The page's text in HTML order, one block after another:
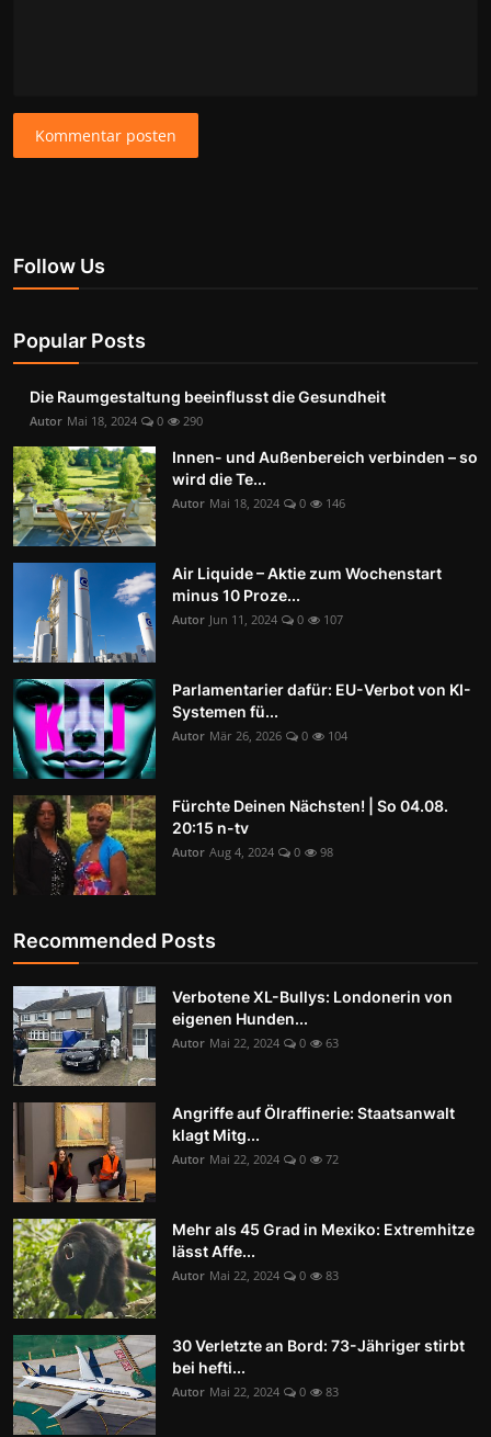
Kommentar posten
Follow Us
Popular Posts
Die Raumgestaltung beeinflusst die Gesundheit
Autor Mai 18, 2024 0 290
Innen- und Außenbereich verbinden – so
wird die Te...
Autor Mai 18, 2024 0 146
Air Liquide – Aktie zum Wochenstart
minus 10 Proze...
Autor Jun 11, 2024 0 107
Parlamentarier dafür: EU-Verbot von KI-
Systemen fü...
Autor Mär 26, 2026 0 104
Fürchte Deinen Nächsten! | So 04.08.
20:15 n-tv
Autor Aug 4, 2024 0 98
Recommended Posts
Verbotene XL-Bullys: Londonerin von
eigenen Hunden...
Autor Mai 22, 2024 0 63
Angriffe auf Ölraffinerie: Staatsanwalt
klagt Mitg...
Autor Mai 22, 2024 0 72
Mehr als 45 Grad in Mexiko: Extremhitze
lässt Affe...
Autor Mai 22, 2024 0 83
30 Verletzte an Bord: 73-Jähriger stirbt
bei hefti...
Autor Mai 22, 2024 0 83